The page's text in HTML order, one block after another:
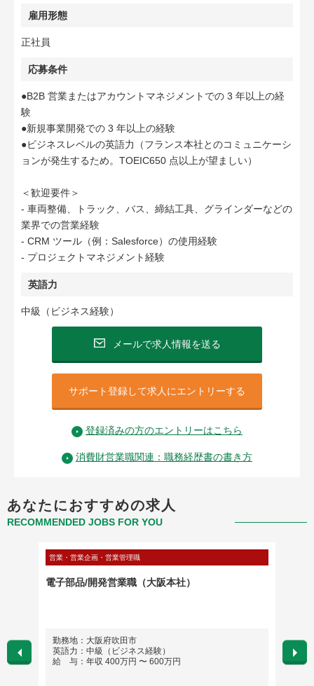
雇用形態
正社員
応募条件
●B2B 営業またはアカウントマネジメントでの 3 年以上の経
験
●新規事業開発での 3 年以上の経験
●ビジネスレベルの英語力（フランス本社とのコミュニケーシ
ョンが発生するため。TOEIC650 点以上が望ましい）
＜歓迎要件＞
- 車両整備、トラック、バス、締結工具、グラインダーなどの
業界での営業経験
- CRM ツール（例：Salesforce）の使用経験
- プロジェクトマネジメント経験
英語力
中級（ビジネス経験）
メールで求人情報を送る
サポート登録して求人にエントリーする
登録済みの方のエントリーはこちら
消費財営業職関連：職務経歴書の書き方
あなたにおすすめの求人
RECOMMENDED JOBS FOR YOU
営業・営業企画・営業管理職
電子部品/開発営業職（大阪本社）
勤務地：大阪府吹田市
英語力：中級（ビジネス経験）
給 与：年収 400万円 〜 600万円
勤務
英語
給